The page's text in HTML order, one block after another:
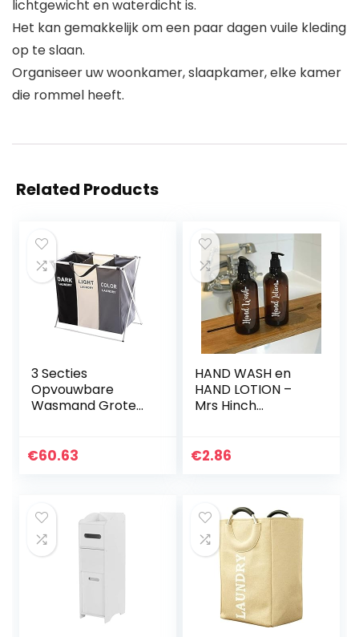
lichtgewicht en waterdicht is.
Het kan gemakkelijk om een paar dagen vuile kleding
op te slaan.
Organiseer uw woonkamer, slaapkamer, elke kamer
die rommel heeft.
Related Products
3 Secties
Opvouwbare
Wasmand Grote
Opbergtas
Hemper Box
(Color…
€60.63
HAND WASH en
HAND LOTION –
Mrs Hinch
stickers etiketten
€2.86